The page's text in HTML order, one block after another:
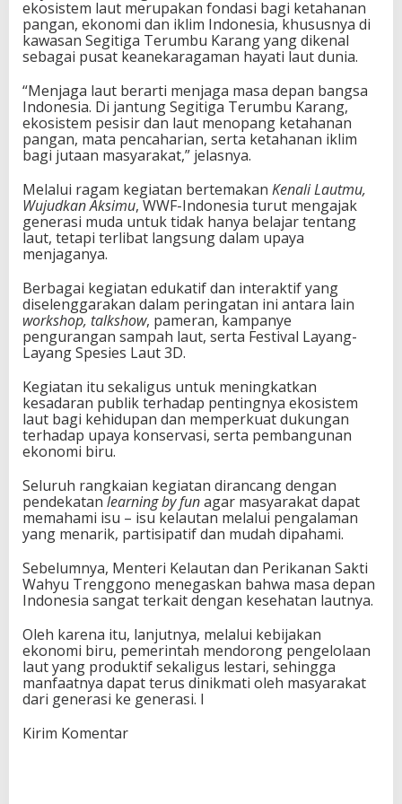
ekosistem laut merupakan fondasi bagi ketahanan
pangan, ekonomi dan iklim Indonesia, khususnya di
kawasan Segitiga Terumbu Karang yang dikenal
sebagai pusat keanekaragaman hayati laut dunia.
“Menjaga laut berarti menjaga masa depan bangsa
Indonesia. Di jantung Segitiga Terumbu Karang,
ekosistem pesisir dan laut menopang ketahanan
pangan, mata pencaharian, serta ketahanan iklim
bagi jutaan masyarakat,” jelasnya.
Melalui ragam kegiatan bertemakan Kenali Lautmu,
Wujudkan Aksimu, WWF-Indonesia turut mengajak
generasi muda untuk tidak hanya belajar tentang
laut, tetapi terlibat langsung dalam upaya
menjaganya.
Berbagai kegiatan edukatif dan interaktif yang
diselenggarakan dalam peringatan ini antara lain
workshop, talkshow, pameran, kampanye
pengurangan sampah laut, serta Festival Layang-
Layang Spesies Laut 3D.
Kegiatan itu sekaligus untuk meningkatkan
kesadaran publik terhadap pentingnya ekosistem
laut bagi kehidupan dan memperkuat dukungan
terhadap upaya konservasi, serta pembangunan
ekonomi biru.
Seluruh rangkaian kegiatan dirancang dengan
pendekatanlearning by funagar masyarakat dapat
memahami isu – isu kelautan melalui pengalaman
yang menarik, partisipatif dan mudah dipahami.
Sebelumnya, Menteri Kelautan dan Perikanan Sakti
Wahyu Trenggono menegaskan bahwa masa depan
Indonesia sangat terkait dengan kesehatan lautnya.
Oleh karena itu, lanjutnya, melalui kebijakan
ekonomi biru, pemerintah mendorong pengelolaan
laut yang produktif sekaligus lestari, sehingga
manfaatnya dapat terus dinikmati oleh masyarakat
dari generasi ke generasi. I
Kirim Komentar